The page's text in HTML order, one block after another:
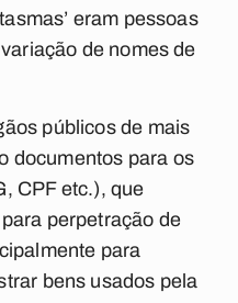
eram pessoas
de nomes de
públicos de mais
documentos para os
CPF etc.), que
perpetração de
para
bens usados pela